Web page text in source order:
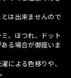
は出来ませんので
、ほつれ、ドット
る場合が御座いま
による色移りや、